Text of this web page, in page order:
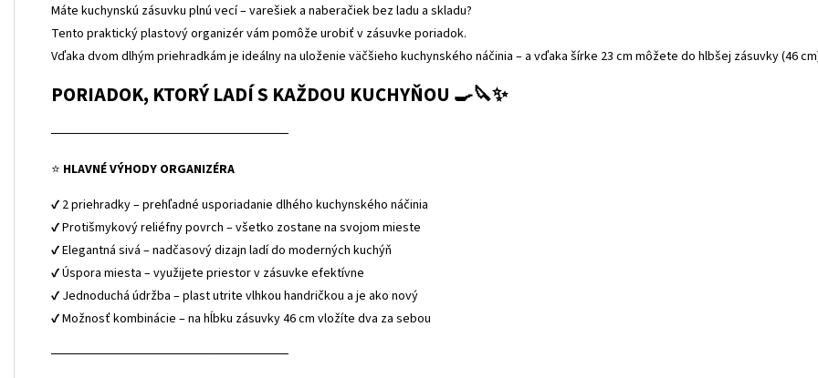
Máte kuchynskú zásuvku plnú vecí – varešiek a naberačiek bez ladu a skladu?
Tento praktický plastový organizér vám pomôže urobiť v zásuvke poriadok.
Vďaka dvom dlhým priehradkám je ideálny na uloženie väčšieho kuchynského náčinia – a vďaka šírke 23 cm môžete do hlbšej zásuvky (46
PORIADOK, KTORÝ LADÍ S KAŽDOU KUCHYŇOU 🍳🔪✨
──────────────────────────
⭐ HLAVNÉ VÝHODY ORGANIZÉRA
✔ 2 priehradky – prehľadné usporiadanie dlhého kuchynského náčinia
✔ Protišmykový reliéfny povrch – všetko zostane na svojom mieste
✔ Elegantná sivá – nadčasový dizajn ladí do moderných kuchýň
✔ Úspora miesta – využijete priestor v zásuvke efektívne
✔ Jednoduchá údržba – plast utrite vlhkou handričkou a je ako nový
✔ Možnosť kombinácie – na hĺbku zásuvky 46 cm vložíte dva za sebou
──────────────────────────